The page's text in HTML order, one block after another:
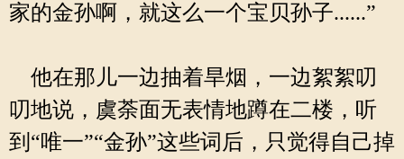
家的金孙啊，就这么一个宝贝孙子......”
他在那儿一边抽着旱烟，一边絮絮叨
叨地说，虞荼面无表情地蹲在二楼，听
到“唯一”“金孙”这些词后，只觉得自己掉